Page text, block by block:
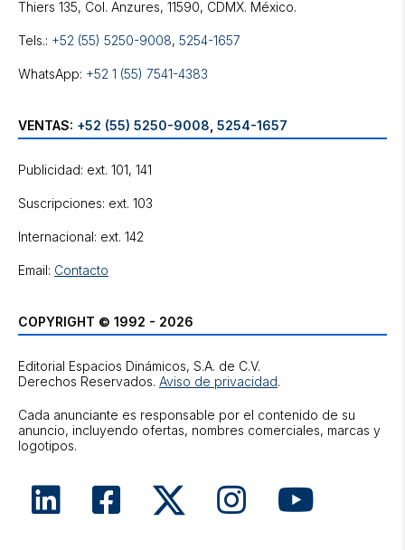
Tels.: +52 (55) 5250-9008, 5254-1657
WhatsApp: +52 1 (55) 7541-4383
VENTAS: +52 (55) 5250-9008 5254-1657
Publicidad: ext. 101, 141
Suscripciones: ext. 103
Internacional: ext. 142
Email: Contacto
COPYRIGHT © 1992 - 2026
Editorial Espacios Dinámicos, S.A. de C.V.
Derechos Reservados. Aviso de privacidad.
Cada anunciante es responsable por el contenido de su
anuncio, incluyendo ofertas, nombres comerciales, marcas y
logotipos.